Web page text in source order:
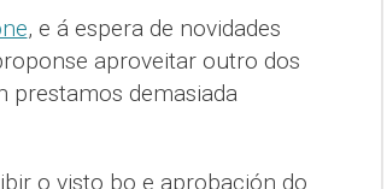
, e á espera de novidades
aproveitar outro dos
prestamos demasiada
o visto bo e aprobación do